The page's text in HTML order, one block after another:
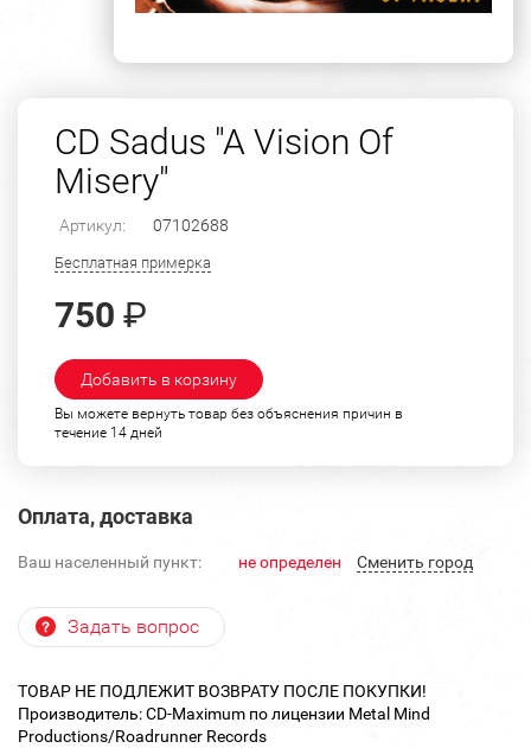
CD Sadus "A Vision Of
Misery"
Артикул: 07102688
Бесплатная примерка
750 ₽
Добавить в корзину
Вы можете вернуть товар без объяснения причин в
течение 14 дней
Оплата, доставка
Ваш населенный пункт: не определен Cменить город
Задать вопрос
ТОВАР НЕ ПОДЛЕЖИТ ВОЗВРАТУ ПОСЛЕ ПОКУПКИ!
Производитель: CD-Maximum по лицензии Metal Mind
Productions/Roadrunner Records